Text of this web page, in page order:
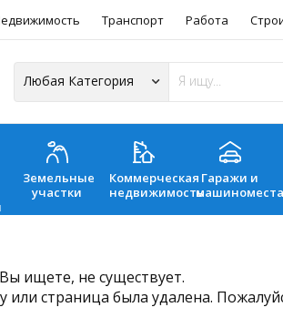
Транспорт Работа
Земельные
участки
Коммерческая
недвижимость
Гаражи и
машиноместа
ищете, не существует.
страница была удалена.